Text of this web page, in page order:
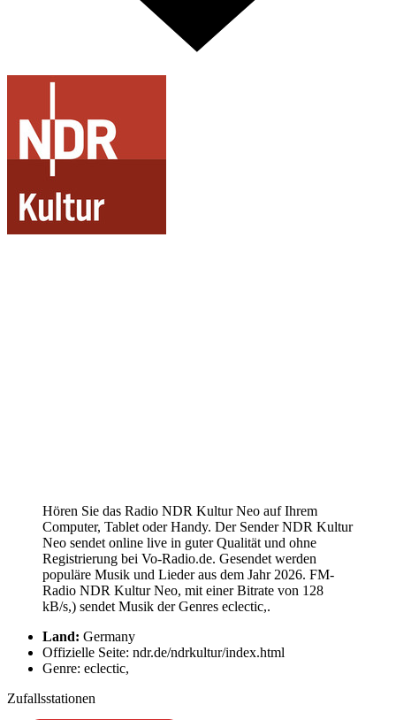
Hören Sie das Radio NDR Kultur Neo auf Ihrem
Computer, Tablet oder Handy. Der Sender NDR Kultur
Neo sendet online live in guter Qualität und ohne
Registrierung bei Vo-Radio.de. Gesendet werden
populäre Musik und Lieder aus dem Jahr 2026. FM-
Radio NDR Kultur Neo, mit einer Bitrate von 128
kB/s,) sendet Musik der Genres eclectic,.
Land: Germany
Offizielle Seite: ndr.de/ndrkultur/index.html
Genre: eclectic,
Zufallsstationen